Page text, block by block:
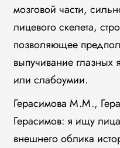
мозговой части,
лицевого скелета,
позволяющее
выпучивание глазных
или слабоумии.
Герасимова М.М.,
Герасимов: я ищу
внешнего облика